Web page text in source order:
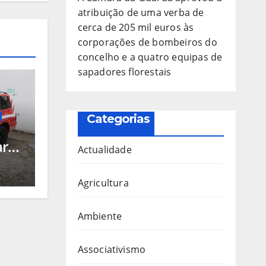
se
atribuição de uma verba de
cerca de 205 mil euros às
corporações de bombeiros do
concelho e a quatro equipas de
sapadores florestais
Categorias
Actualidade
Agricultura
Ambiente
Associativismo